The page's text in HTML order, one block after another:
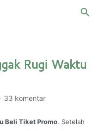
Rugi Waktu
33 komentar
Beli Tiket Promo. Setelah